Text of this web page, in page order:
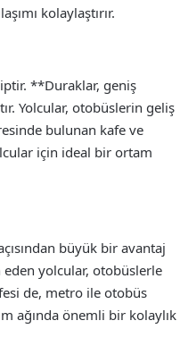
kolaylaştırır.
**Duraklar, geniş
Yolcular, otobüslerin geliş
bulunan kafe ve
için ideal bir ortam
büyük bir avantaj
eden yolcular, otobüslerle
de, metro ile otobüs
ağında önemli bir kolaylık